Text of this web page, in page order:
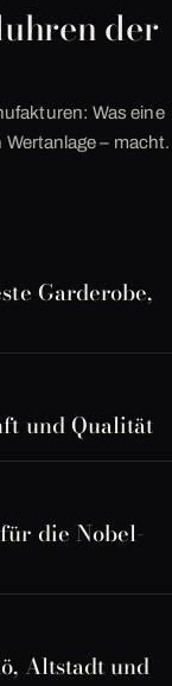
der
Was eine
– macht.
Garderobe,
und Qualität
die Nobel-
Altstadt und